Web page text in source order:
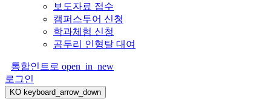
보도자료 접수
캠퍼스투어 신청
학과체험 신청
곰두리 인형탈 대여
통합인트로 open_in_new
로그인
KO keyboard_arrow_down